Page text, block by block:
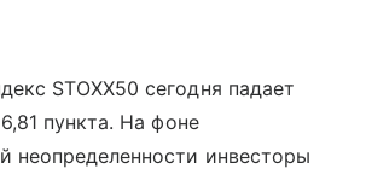
STOXX50 сегодня падает
пункта. На фоне
неопределенности инвесторы